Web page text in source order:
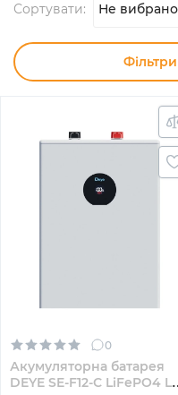
Сортувати: Не вибрано
0
Акумуляторна батарея
DEYE SE-F12-С LiFePO4 LV